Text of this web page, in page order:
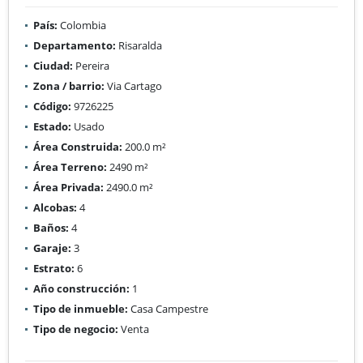
País: Colombia
Departamento: Risaralda
Ciudad: Pereira
Zona / barrio: Via Cartago
Código: 9726225
Estado: Usado
Área Construida: 200.0 m²
Área Terreno: 2490 m²
Área Privada: 2490.0 m²
Alcobas: 4
Baños: 4
Garaje: 3
Estrato: 6
Año construcción: 1
Tipo de inmueble: Casa Campestre
Tipo de negocio: Venta